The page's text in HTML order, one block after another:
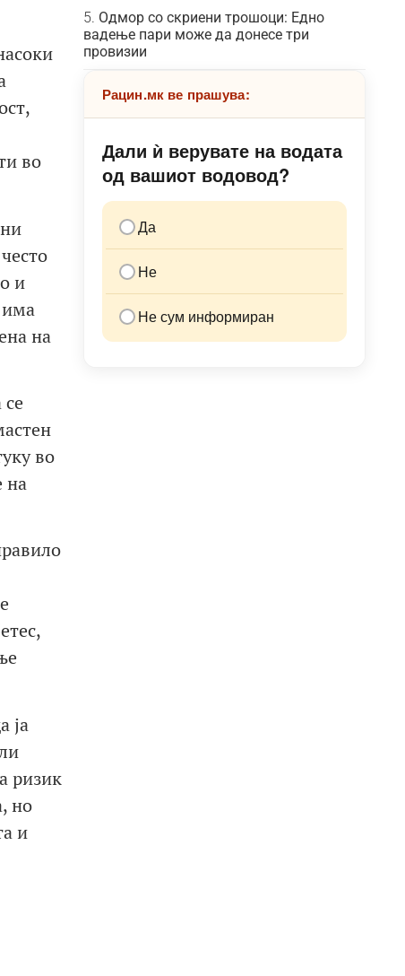
во
и
има
на
во
на
ја
ризик
но
и
Одмор со скриени трошоци: Едно
вадење пари може да донесе три
провизии
Рацин.мк ве прашува:
Дали ѝ верувате на водата
од вашиот водовод?
Да
Не
Не сум информиран